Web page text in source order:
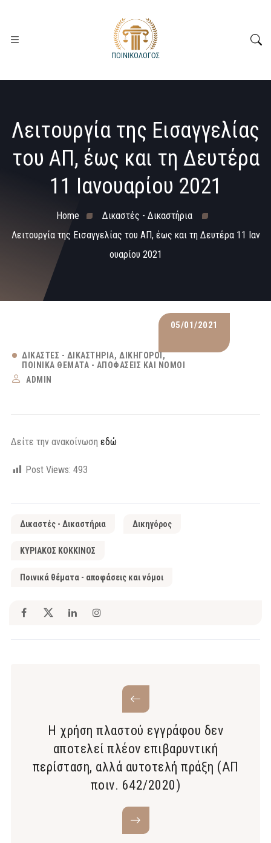
Λειτουργία της Εισαγγελίας
του ΑΠ, έως και τη Δευτέρα
11 Ιανουαρίου 2021
Home
Δικαστές - Δικαστήρια
Λειτουργία της Εισαγγελίας του ΑΠ, έως και τη Δευτέρα 11 Ιαν
ουαρίου 2021
05/01/2021
ΔΙΚΑΣΤΈΣ - ΔΙΚΑΣΤΉΡΙΑ
ΔΙΚΗΓΌΡΟΙ
ΠΟΙΝΙΚΆ ΘΈΜΑΤΑ - ΑΠΟΦΆΣΕΙΣ ΚΑΙ ΝΌΜΟΙ
ADMIN
Δείτε την ανακοίνωση εδώ
Post Views: 493
Δικαστές - Δικαστήρια Δικηγόρος
ΚΥΡΙΑΚΟΣ ΚΟΚΚΙΝΟΣ
Ποινικά θέματα - αποφάσεις και νόμοι
Η χρήση πλαστού εγγράφου δεν
αποτελεί πλέον επιβαρυντική
περίσταση, αλλά αυτοτελή πράξη (ΑΠ
ποιν. 642/2020)